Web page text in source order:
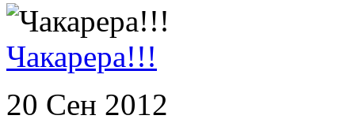
Чакарера!!!
20 Сен 2012